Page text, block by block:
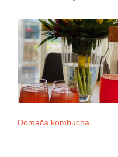
Domača kombucha